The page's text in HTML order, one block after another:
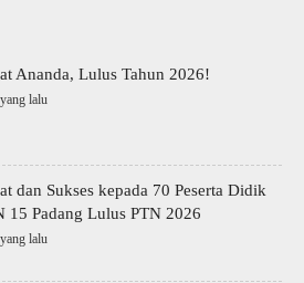
Ananda, Lulus Tahun 2026!
lalu
dan Sukses kepada 70 Peserta Didik
15 Padang Lulus PTN 2026
lalu